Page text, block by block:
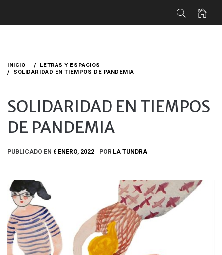
contenido
INICIO
LETRAS Y ESPACIOS
SOLIDARIDAD EN TIEMPOS DE PANDEMIA
SOLIDARIDAD EN TIEMPOS
DE PANDEMIA
PUBLICADO EN 6 ENERO, 2022 POR LA TUNDRA